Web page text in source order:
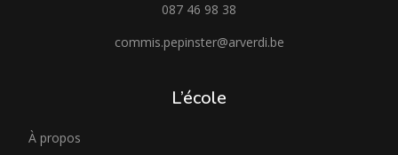
087 46 98 38
commis.pepinster@arverdi.be
L’école
À propos